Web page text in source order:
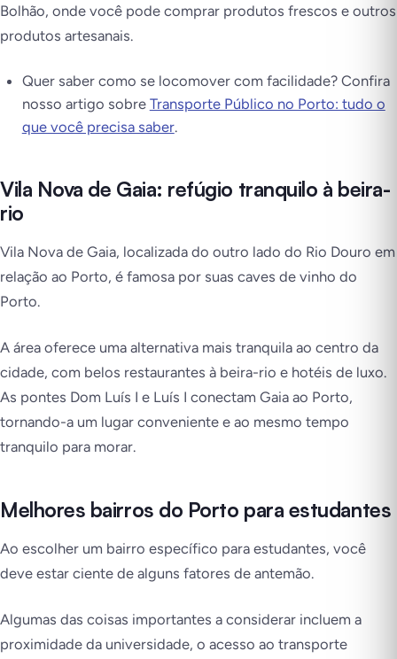
Bolhão, onde você pode comprar produtos frescos e outros
produtos artesanais.
Quer saber como se locomover com facilidade? Confira
nosso artigo sobre Transporte Público no Porto: tudo o
que você precisa saber.
Vila Nova de Gaia: refúgio tranquilo à beira-
rio
Vila Nova de Gaia, localizada do outro lado do Rio Douro em
relação ao Porto, é famosa por suas caves de vinho do
Porto.
A área oferece uma alternativa mais tranquila ao centro da
cidade, com belos restaurantes à beira-rio e hotéis de luxo.
As pontes Dom Luís I e Luís I conectam Gaia ao Porto,
tornando-a um lugar conveniente e ao mesmo tempo
tranquilo para morar.
Melhores bairros do Porto para estudantes
Ao escolher um bairro específico para estudantes, você
deve estar ciente de alguns fatores de antemão.
Algumas das coisas importantes a considerar incluem a
proximidade da universidade, o acesso ao transporte